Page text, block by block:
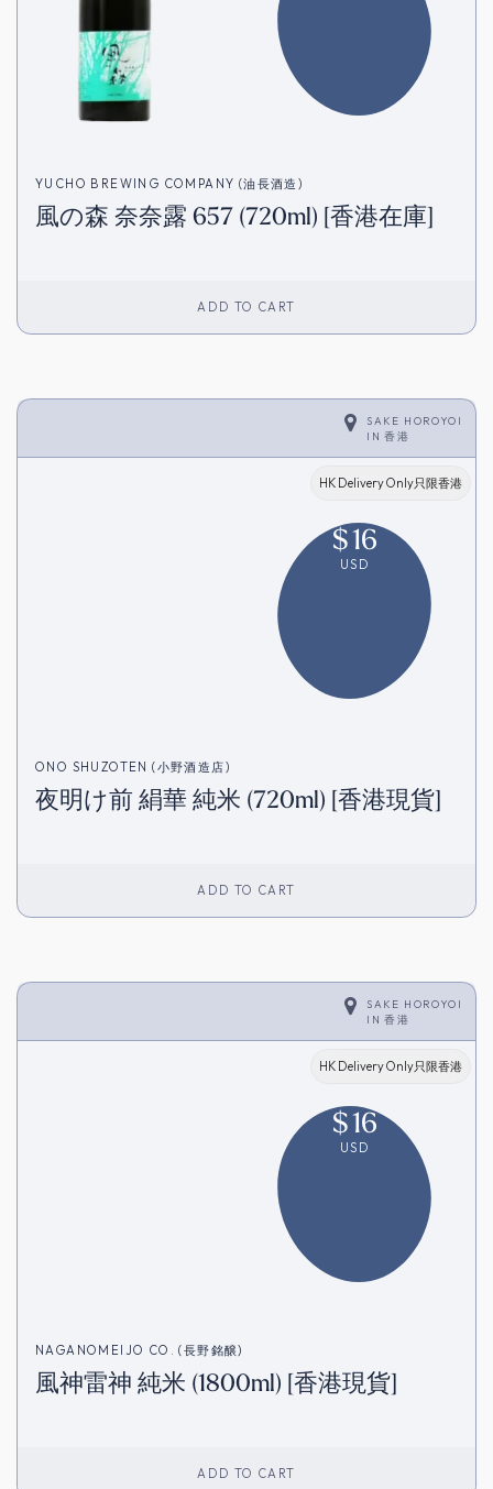
YUCHO BREWING COMPANY (油長酒造)
風の森 奈奈露 657 (720ml) [香港在庫]
ADD TO CART
SAKE HOROYOI
IN香港
HK Delivery Only只限香港
$16
USD
ONO SHUZOTEN (小野酒造店)
夜明け前 絹華 純米 (720ml) [香港現貨]
ADD TO CART
SAKE HOROYOI
IN香港
HK Delivery Only只限香港
$16
USD
NAGANOMEIJO CO. (長野銘醸)
風神雷神 純米 (1800ml) [香港現貨]
ADD TO CART